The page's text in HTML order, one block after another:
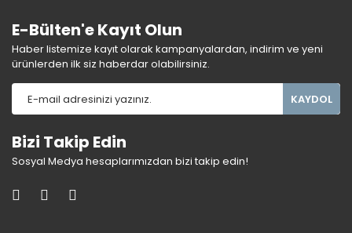
E-Bülten'e Kayıt Olun
Haber listemize kayıt olarak kampanyalardan, indirim ve yeni
ürünlerden ilk siz haberdar olabilirsiniz.
KAYDOL
Bizi Takip Edin
Sosyal Medya hesaplarımızdan bizi takip edin!